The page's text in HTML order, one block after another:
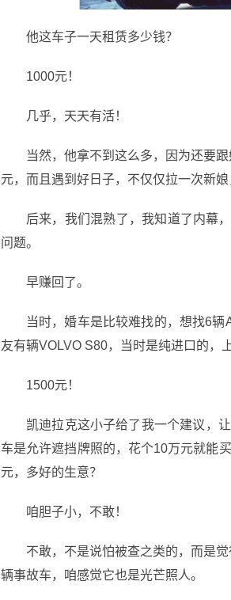
他这车子一天租赁多少钱？
1000元！
几乎，天天有活！
当然，他拿不到这么多，因为还要
元，而且遇到好日子，不仅仅拉一次新娘
后来，我们混熟了，我知道了内幕
问题。
早赚回了。
当时，婚车是比较难找的，想找6
友有辆VOLVO S80，当时是纯进口的，
1500元！
凯迪拉克这小子给了我一个建议，
车是允许遮挡牌照的，花个10万元就能
元，多好的生意？
咱胆子小，不敢！
不敢，不是说怕被查之类的，而是
辆事故车，咱感觉它也是光芒照人。